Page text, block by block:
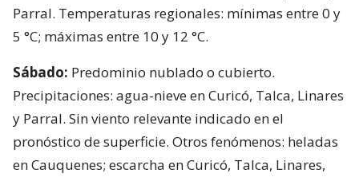
Parral. Temperaturas regionales: mínimas entre 0 y
5 °C; máximas entre 10 y 12 °C.
Sábado: Predominio nublado o cubierto.
Precipitaciones: agua-nieve en Curicó, Talca, Linares
y Parral. Sin viento relevante indicado en el
pronóstico de superficie. Otros fenómenos: heladas
en Cauquenes; escarcha en Curicó, Talca, Linares,